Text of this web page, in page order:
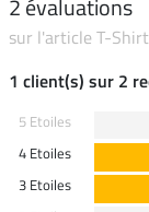
2 évaluations
sur l'article T-
1 client(s) sur 2
5 Etoiles
4 Etoiles
3 Etoiles